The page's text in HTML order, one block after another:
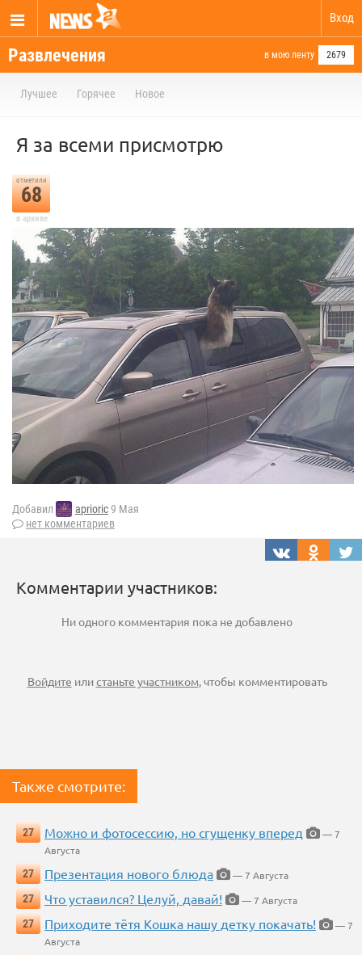
Вход
Развлечения в мою ленту 2679
Лучшее Горячее Новое
Я за всеми присмотрю
отметили
68
в архиве
Добавил aprioric9 Мая
нет комментариев
Комментарии участников:
Ни одного комментария пока не добавлено
Войдите илистаньте участником , чтобы комментировать
Также смотрите:
27 Можно и фотосессию, но сгущенку вперед
— 7
Августа
27
Презентация нового блюда
— 7 Августа
27
Что уставился? Целуй, давай!
— 7 Августа
27
Приходите тётя Кошка нашу детку покачать!
— 7
Августа